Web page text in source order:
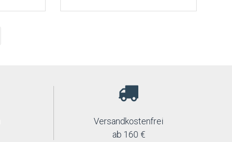
Versandkostenfrei
ab 160 €